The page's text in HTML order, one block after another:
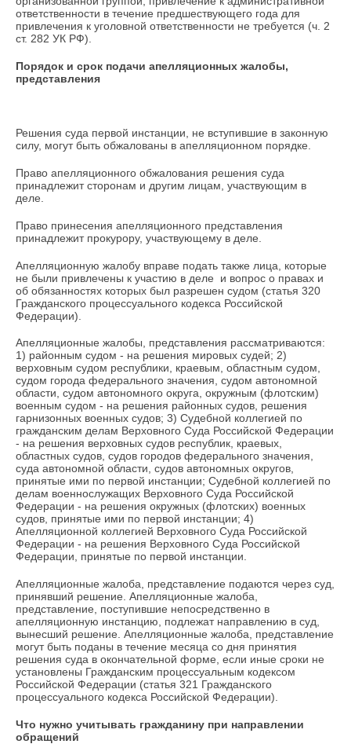
ответственности в течение предшествующего года для
привлечения к уголовной ответственности не требуется (ч. 2
ст. 282 УК РФ).
Порядок и срок подачи апелляционных жалобы,
представления
Решения суда первой инстанции, не вступившие в законную
силу, могут быть обжалованы в апелляционном порядке.
Право апелляционного обжалования решения суда
принадлежит сторонам и другим лицам, участвующим в
деле.
Право принесения апелляционного представления
принадлежит прокурору, участвующему в деле.
Апелляционную жалобу вправе подать также лица, которые
не были привлечены к участию в деле и вопрос о правах и
об обязанностях которых был разрешен судом (статья 320
Гражданского процессуального кодекса Российской
Федерации).
Апелляционные жалобы, представления рассматриваются:
1) районным судом - на решения мировых судей; 2)
верховным судом республики, краевым, областным судом,
судом города федерального значения, судом автономной
области, судом автономного округа, окружным (флотским)
военным судом - на решения районных судов, решения
гарнизонных военных судов; 3) Судебной коллегией по
гражданским делам Верховного Суда Российской Федерации
- на решения верховных судов республик, краевых,
областных судов, судов городов федерального значения,
суда автономной области, судов автономных округов,
принятые ими по первой инстанции; Судебной коллегией по
делам военнослужащих Верховного Суда Российской
Федерации - на решения окружных (флотских) военных
судов, принятые ими по первой инстанции; 4)
Апелляционной коллегией Верховного Суда Российской
Федерации - на решения Верховного Суда Российской
Федерации, принятые по первой инстанции.
Апелляционные жалоба, представление подаются через суд,
принявший решение. Апелляционные жалоба,
представление, поступившие непосредственно в
апелляционную инстанцию, подлежат направлению в суд,
вынесший решение. Апелляционные жалоба, представление
могут быть поданы в течение месяца со дня принятия
решения суда в окончательной форме, если иные сроки не
установлены Гражданским процессуальным кодексом
Российской Федерации (статья 321 Гражданского
процессуального кодекса Российской Федерации).
Что нужно учитывать гражданину при направлении
обращений